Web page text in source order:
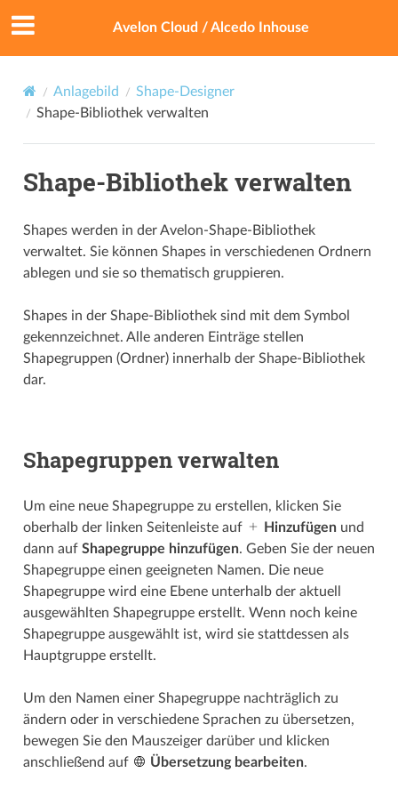
Avelon Cloud / Alcedo Inhouse
Anlagebild
Shape-Designer
Shape-Bibliothek verwalten
Shape-Bibliothek verwalten
Shapes werden in der Avelon-Shape-Bibliothek
verwaltet. Sie können Shapes in verschiedenen Ordnern
ablegen und sie so thematisch gruppieren.
Shapes in der Shape-Bibliothek sind mit dem Symbol
gekennzeichnet. Alle anderen Einträge stellen
Shapegruppen (Ordner) innerhalb der Shape-Bibliothek
dar.
Shapegruppen verwalten
Um eine neue Shapegruppe zu erstellen, klicken Sie
oberhalb der linken Seitenleiste auf
Hinzufügenund
dann auf Shapegruppe hinzufügen. Geben Sie der neuen
Shapegruppe einen geeigneten Namen. Die neue
Shapegruppe wird eine Ebene unterhalb der aktuell
ausgewählten Shapegruppe erstellt. Wenn noch keine
Shapegruppe ausgewählt ist, wird sie stattdessen als
Hauptgruppe erstellt.
Um den Namen einer Shapegruppe nachträglich zu
ändern oder in verschiedene Sprachen zu übersetzen,
bewegen Sie den Mauszeiger darüber und klicken
anschließend auf
Übersetzung bearbeiten.